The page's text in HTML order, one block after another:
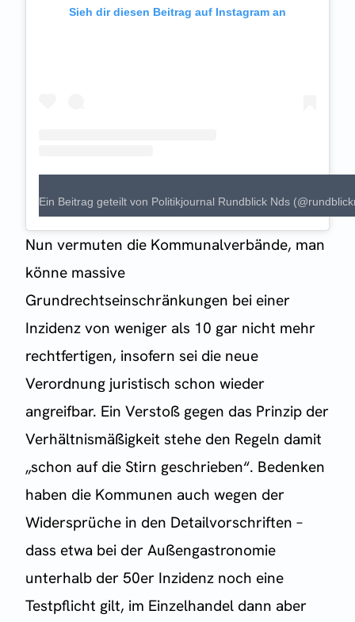
Sieh dir diesen Beitrag auf Instagram an
Ein Beitrag geteilt von Politikjournal Rundblick Nds
Nun vermuten die Kommunalverbände, man
könne massive
Grundrechtseinschränkungen bei einer
Inzidenz von weniger als 10 gar nicht mehr
rechtfertigen, insofern sei die neue
Verordnung juristisch schon wieder
angreifbar. Ein Verstoß gegen das Prinzip der
Verhältnismäßigkeit stehe den Regeln damit
„schon auf die Stirn geschrieben“. Bedenken
haben die Kommunen auch wegen der
Widersprüche in den Detailvorschriften –
dass etwa bei der Außengastronomie
unterhalb der 50er Inzidenz noch eine
Testpflicht gilt, im Einzelhandel dann aber